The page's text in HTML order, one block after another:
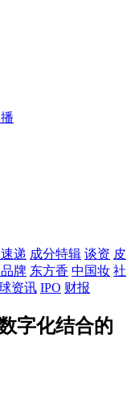
递 成分特辑 谈资 皮
牌 东方香 中国妆 社
资讯 IPO 财报
字化结合的